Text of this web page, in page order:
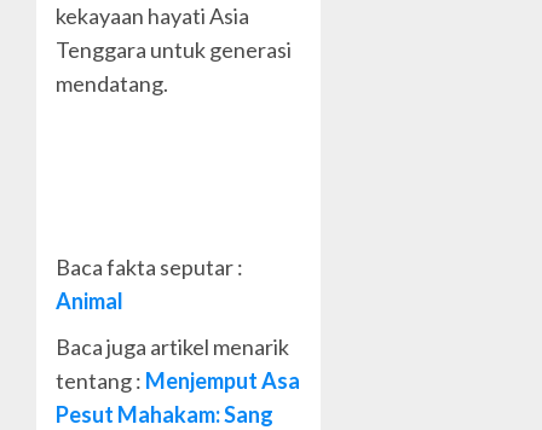
kekayaan hayati Asia
Tenggara untuk generasi
mendatang.
Baca fakta seputar :
Animal
Baca juga artikel menarik
tentang : Menjemput Asa
Pesut Mahakam: Sang